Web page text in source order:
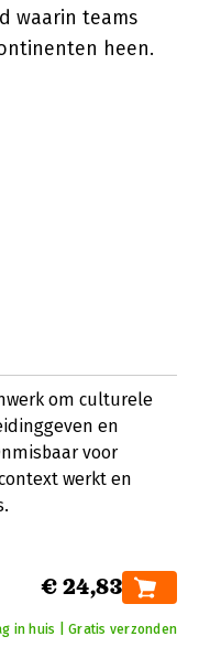
waarin teams
heen.
om culturele
en
voor
werkt en
€ 24,83
in huis | Gratis verzonden